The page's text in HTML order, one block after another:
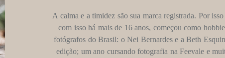
A calma e a timidez são sua marca registrada. Por
com isso há mais de 16 anos, começou como
fotógrafos do Brasil: o Nei Bernardes e a Beth
edição; um ano cursando fotografia na Feevale e